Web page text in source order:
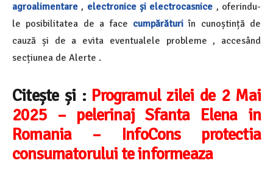
agroalimentare , electronice și electrocasnice , oferindu-
le posibilitatea de a face cumpărăturiîn cunoștință de
cauză și de a evita eventualele probleme , accesând
secțiunea de Alerte .
Citește și : Programul zilei de 2 Mai
2025 – pelerinaj Sfanta Elena in
Romania – InfoCons protectia
consumatorului te informeaza